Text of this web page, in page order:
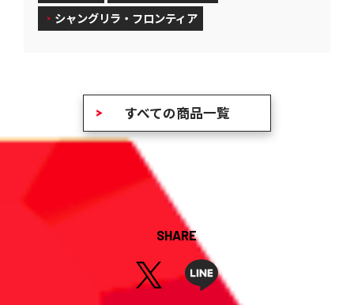
シャングリラ・フロンティア
すべての商品一覧
SHARE